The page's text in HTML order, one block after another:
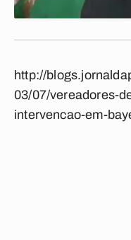
http://
03/07/vereadores-
intervencao-em-